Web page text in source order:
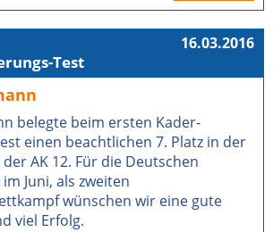
16.03.2016
Test
belegte beim ersten Kader-
einen beachtlichen 7. Platz in der
AK 12. Für die Deutschen
Juni, als zweiten
wünschen wir eine gute
viel Erfolg.